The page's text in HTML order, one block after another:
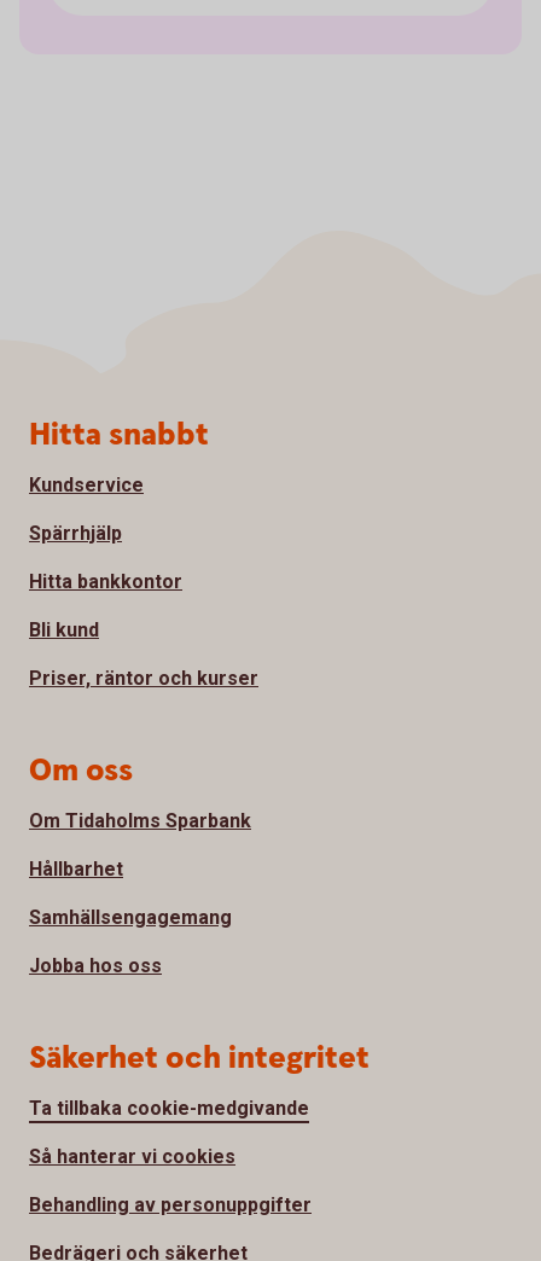
Sidfot
Hitta snabbt
Kundservice
Spärrhjälp
Hitta bankkontor
Bli kund
Priser, räntor och kurser
Om oss
Om Tidaholms Sparbank
Hållbarhet
Samhällsengagemang
Jobba hos oss
Säkerhet och integritet
Ta tillbaka cookie-medgivande
Så hanterar vi cookies
Behandling av personuppgifter
Bedrägeri och säkerhet